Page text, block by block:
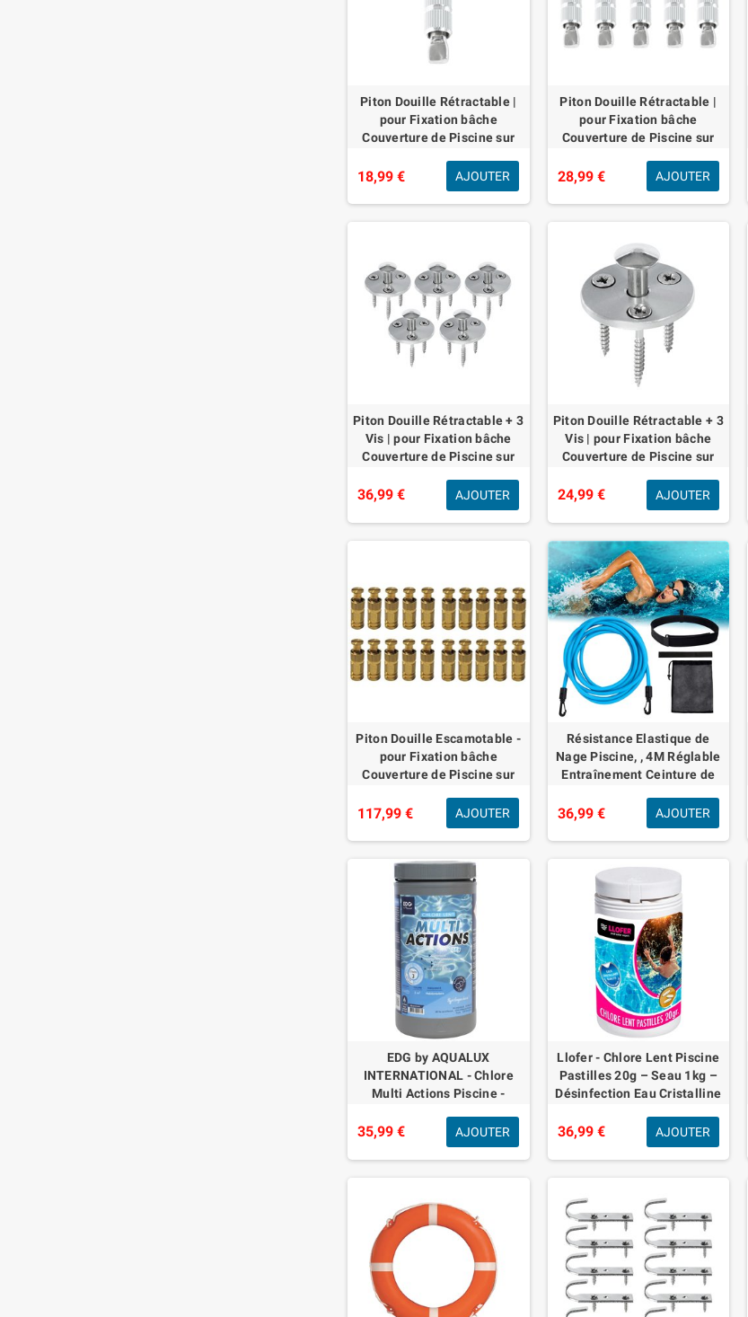
Piton Douille Rétractable |
pour Fixation bâche
Couverture de Piscine sur
Alu/INOX | Unité - POOLCO
18,99 € AJOUTER
Piton Douille Rétractable |
pour Fixation bâche
Couverture de Piscine sur
Alu/INOX | Lot de 5 pièces -
28,99 € AJOUTER
Piton Douille Rétractable + 3
Vis | pour Fixation bâche
Couverture de Piscine sur
de 5 pièces - POOL
36,99 € AJOUTER
Piton Douille Rétractable + 3
Vis | pour Fixation bâche
Couverture de Piscine sur
- POOLCO
24,99 € AJOUTER
Piton Douille Escamotable -
pour Fixation bâche
Couverture de Piscine sur
Alu/INOX - Lot de 20 pièces -
117,99 € AJOUTER
Résistance Elastique de
Nage Piscine, , 4M Réglable
Entraînement Ceinture de
pour Adultes et Enfant
36,99 € AJOUTER
EDG by AQUALUX
INTERNATIONAL - Chlore
Multi Actions Piscine -
Longue Durée Désinfectant
Multi Fonctio
35,99 € AJOUTER
Llofer - Chlore Lent Piscine
Pastilles 20g – Seau 1kg –
Désinfection Eau Cristalline
Longue Durée
36,99 € AJOUTER